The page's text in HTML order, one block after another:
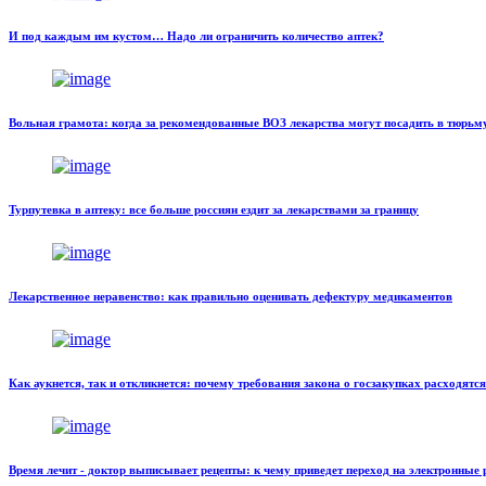
И под каждым им кустом… Надо ли ограничить количество аптек?
Вольная грамота: когда за рекомендованные ВОЗ лекарства могут посадить в
Турпутевка в аптеку: все больше россиян ездит за лекарствами за границу
Лекарственное неравенство: как правильно оценивать дефектуру медикаментов
Как аукнется, так и откликнется: почему требования закона о госзакупках
Время лечит - доктор выписывает рецепты: к чему приведет переход на электронные